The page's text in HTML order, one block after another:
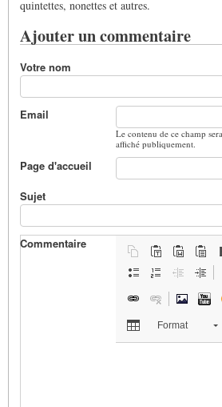
quintettes, nonettes et autres.
Ajouter un commentaire
Votre nom
Email
Le contenu de ce champ
affiché publiquement.
Page d'accueil
Sujet
Commentaire
Format